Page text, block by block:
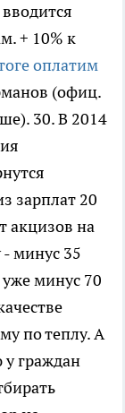
+ 10% к
оплатим
(офиц.
30. В 2014
зарплат 20
акцизов на
- минус 35
минус 70
по теплу. А
у граждан